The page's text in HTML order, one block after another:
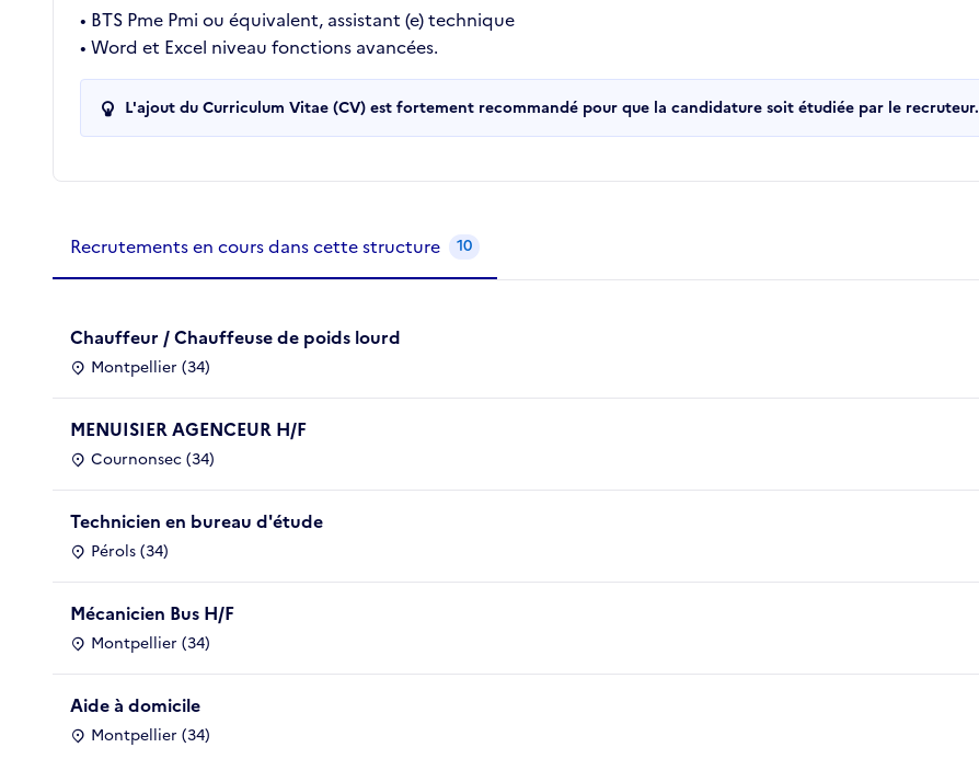
• BTS Pme Pmi ou équivalent, assistant (e) technique
• Word et Excel niveau fonctions avancées.
L'ajout du Curriculum Vitae (CV) est fortement recommandé pour que la candidature soit étudiée par le recruteur.
Recrutements de la structure
Recrutements en cours dans cette structure 10
Chauffeur / Chauffeuse de poids lourd
Montpellier (34)
MENUISIER AGENCEUR H/F
Cournonsec (34)
Technicien en bureau d'étude
Pérols (34)
Mécanicien Bus H/F
Montpellier (34)
Aide à domicile
Montpellier (34)